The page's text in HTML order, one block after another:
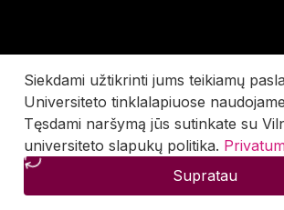
Siekdami užtikrinti jums teikiamų
Universiteto tinklalapiuose
Tęsdami naršymą jūs sutinkate su
universiteto slapukų politika.
Supratau